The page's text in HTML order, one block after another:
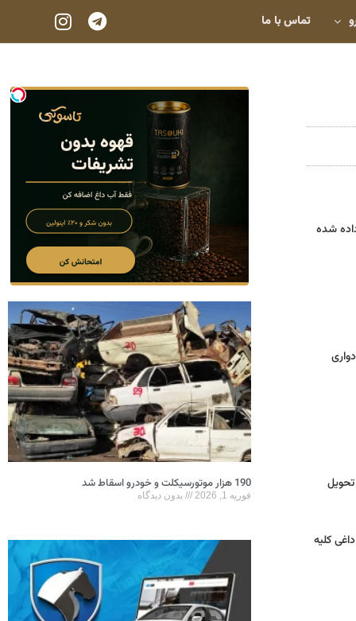
تماس با ما
شده
کلیه
190 هزار موتورسیکلت و خودرو اسقاط شد
فوریه 1, 2026 بدون دیدگاه